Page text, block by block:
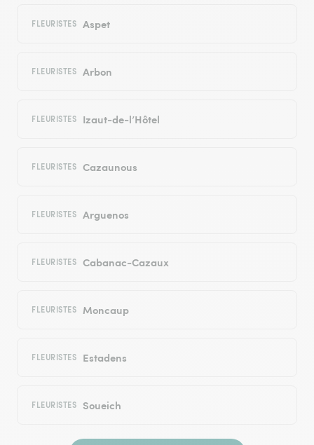
FLEURISTES Aspet
FLEURISTES Arbon
FLEURISTES Izaut-de-l’Hôtel
FLEURISTES Cazaunous
FLEURISTES Arguenos
FLEURISTES Cabanac-Cazaux
FLEURISTES Moncaup
FLEURISTES Estadens
FLEURISTES Soueich